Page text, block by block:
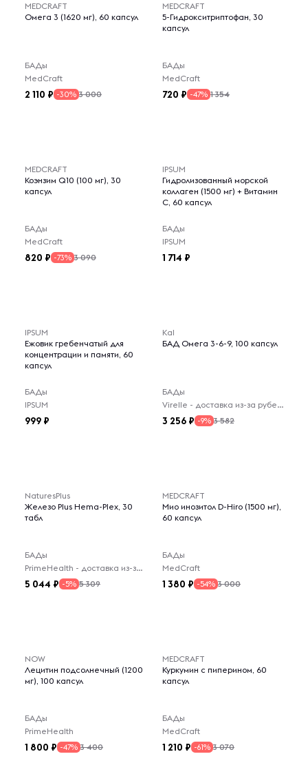
MEDCRAFT
Омега 3 (1620 мг), 60 капсул
БАДы
MedCraft
2 110 -30% 3 000
MEDCRAFT
5-Гидрокситриптофан, 30
капсул
БАДы
MedCraft
720 -47% 1 354
MEDCRAFT
Коэнзим Q10 (100 мг), 30
капсул
БАДы
MedCraft
820 -73% 3 090
IPSUM
Гидролизованный морской
коллаген (1500 мг) + Витамин
C, 60 капсул
БАДы
IPSUM
1 714
IPSUM
Ежовик гребенчатый для
концентрации и памяти, 60
капсул
БАДы
IPSUM
999
Kal
БАД Омега 3-6-9, 100 капсул
БАДы
Virelle - доставка из-за рубежа
3 256 -9% 3 582
NaturesPlus
Железо Plus Hema-Plex, 30
табл
БАДы
PrimeHealth - доставка из-за рубежа
5 044 -5% 5 309
MEDCRAFT
Мио инозитол D-Hiro (1500 мг),
60 капсул
БАДы
MedCraft
1 380 -54% 3 000
NOW
Лецитин подсолнечный (1200
мг), 100 капсул
БАДы
PrimeHealth
1 800 -47% 3 400
MEDCRAFT
Куркумин с пиперином, 60
капсул
БАДы
MedCraft
1 210 -61% 3 070